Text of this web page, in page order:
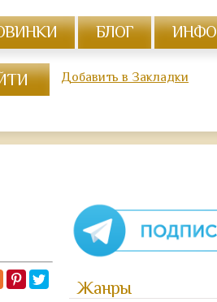
БЛОГ ИНФО
Добавить в Закладки
Жанры